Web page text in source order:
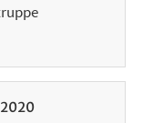
2020